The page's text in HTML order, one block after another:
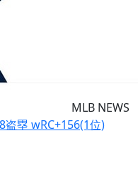
MLB NEWS
盗塁 wRC+156(1位)